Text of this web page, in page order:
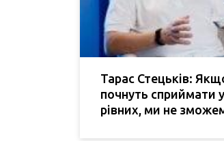
Тарас Стецьків:
почнуть сприймати
рівних, ми не